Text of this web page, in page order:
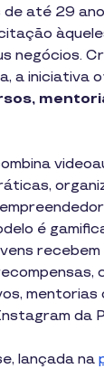
de até 29
negócios.
a iniciativa
é
da
lançada na